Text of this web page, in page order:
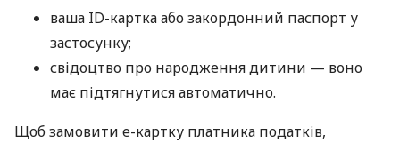
ваша ID-картка або закордонний паспорт у
застосунку;
свідоцтво про народження дитини — воно
має підтягнутися автоматично.
Щоб замовити е-картку платника податків,